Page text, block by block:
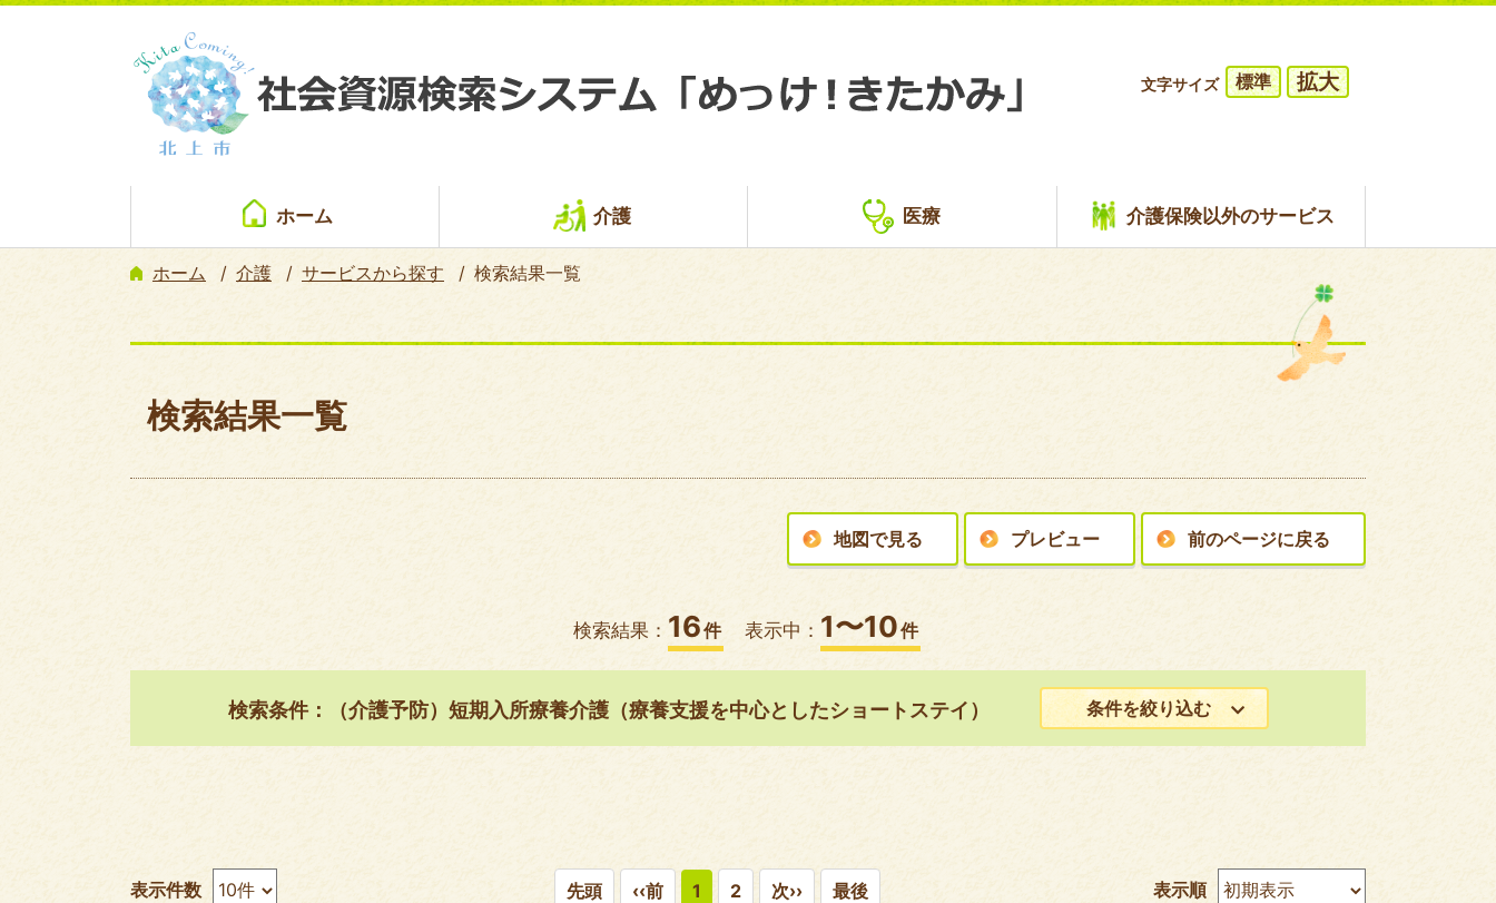
文字サイズ 標準 拡大
ホーム 介護 医療 介護保険以外のサービス
ホーム 介護 サービスから探す 検索結果一覧
検索結果一覧
地図で見る プレビュー 前のページに戻る
検索結果： 16件 表示中： 1〜10件
検索条件：（介護予防）短期入所療養介護（療養支援を中心としたショートステイ） 条件を絞り込む
表示件数 先頭 ‹‹前 1 2 次›› 最後 表示順